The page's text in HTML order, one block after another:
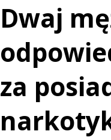
Dwaj
za